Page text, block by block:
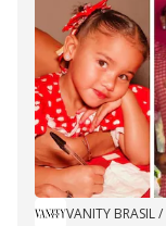
VANITY BRASIL/